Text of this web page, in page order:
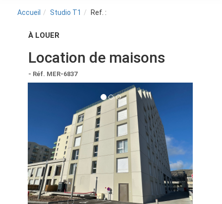
Accueil Studio T1 Ref. :
À LOUER
Location de maisons
- Réf. MER-6837